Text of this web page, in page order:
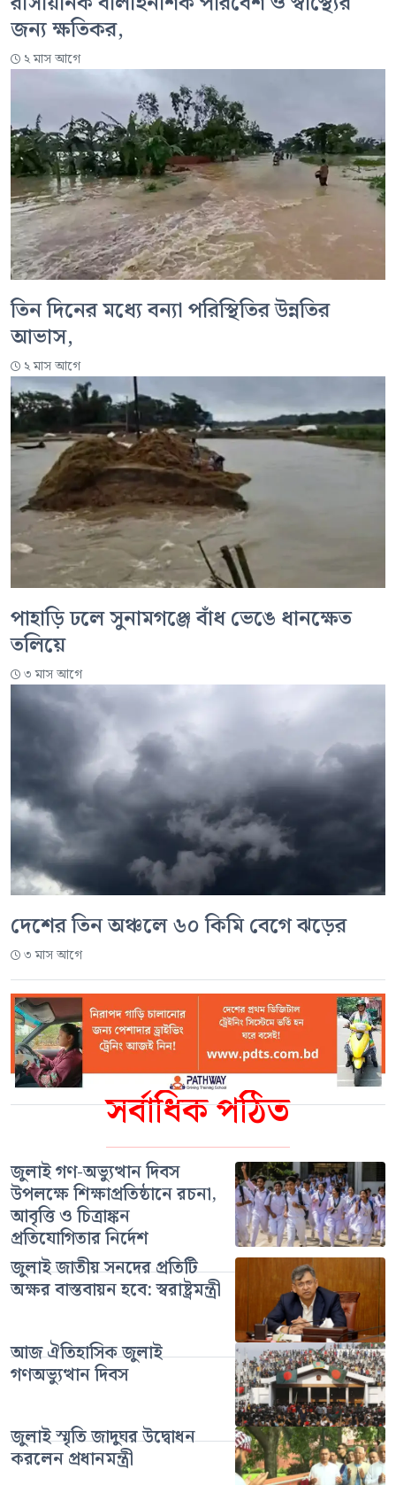
সর্বাধিক পঠিত
জুলাই গণ-অভ্যুত্থান দিবস
উপলক্ষে শিক্ষাপ্রতিষ্ঠানে রচনা,
আবৃত্তি ও চিত্রাঙ্কন
প্রতিযোগিতার নির্দেশ
জুলাই জাতীয় সনদের প্রতিটি
অক্ষর বাস্তবায়ন হবে: স্বরাষ্ট্রমন্ত্রী
আজ ঐতিহাসিক জুলাই
গণঅভ্যুত্থান দিবস
জুলাই স্মৃতি জাদুঘর উদ্বোধন
করলেন প্রধানমন্ত্রী
জন্য ক্ষতিকর,
২ মাস আগে
তিন দিনের মধ্যে বন্যা পরিস্থিতির উন্নতির
আভাস,
২ মাস আগে
পাহাড়ি ঢলে সুনামগঞ্জে বাঁধ ভেঙে ধানক্ষেত
তলিয়ে
৩ মাস আগে
দেশের তিন অঞ্চলে ৬০ কিমি বেগে ঝড়ের
৩ মাস আগে